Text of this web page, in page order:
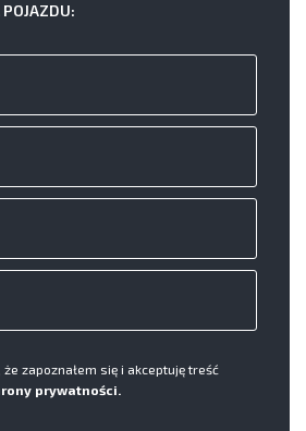
POJAZDU:
że zapoznałem się i akceptuję treść
prywatności.